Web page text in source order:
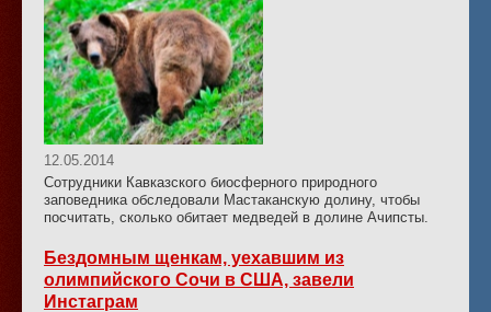
12.05.2014
Сотрудники Кавказского биосферного природного
заповедника обследовали Мастаканскую долину, чтобы
посчитать, сколько обитает медведей в долине Ачипсты.
Бездомным щенкам, уехавшим из
олимпийского Сочи в США, завели
Инстаграм